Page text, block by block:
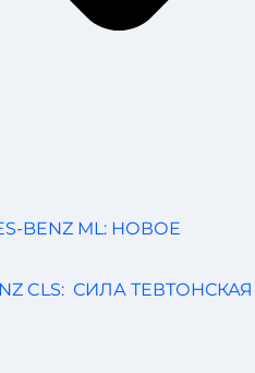
BENZ ML: НОВОЕ
CLS: СИЛА ТЕВТОНСКАЯ